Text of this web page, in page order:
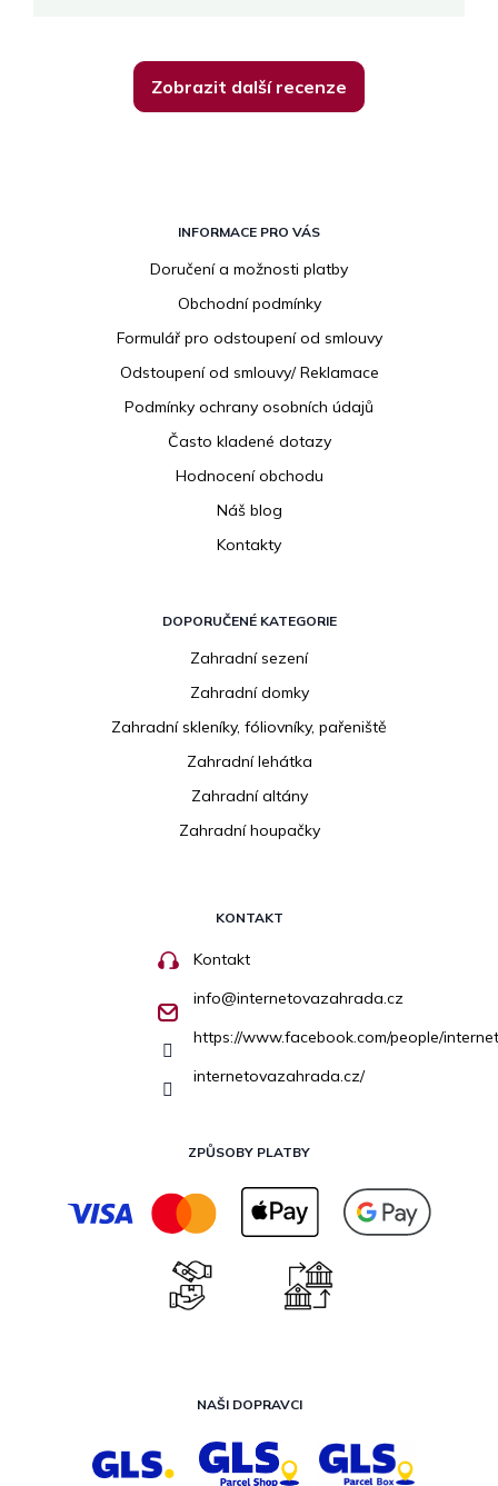
Zobrazit další recenze
INFORMACE PRO VÁS
Doručení a možnosti platby
Obchodní podmínky
Formulář pro odstoupení od smlouvy
Odstoupení od smlouvy/ Reklamace
Podmínky ochrany osobních údajů
Často kladené dotazy
Hodnocení obchodu
Náš blog
Kontakty
DOPORUČENÉ KATEGORIE
Zahradní sezení
Zahradní domky
Zahradní skleníky, fóliovníky, pařeniště
Zahradní lehátka
Zahradní altány
Zahradní houpačky
KONTAKT
Kontakt
info@internetovazahrada.cz
https://www.facebook.com/people/
internetovazahrada.cz/
ZPŮSOBY PLATBY
NAŠI DOPRAVCI